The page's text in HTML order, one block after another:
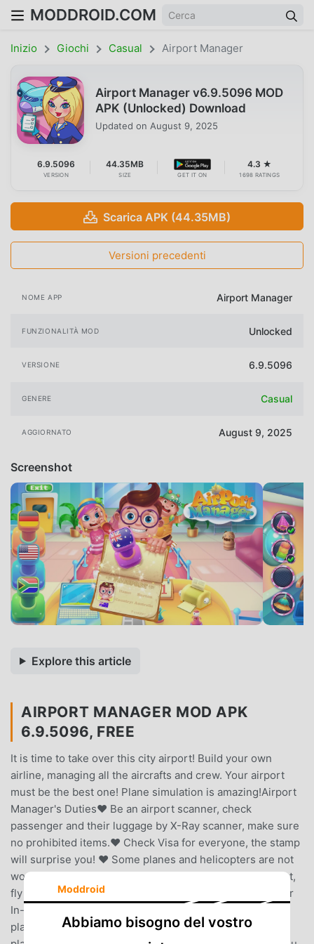
MODDROID.COM
Inizio Giochi Casual Airport Manager
Airport Manager v6.9.5096 MOD
APK (Unlocked) Download
Updated on August 9, 2025
6.9.5096
VERSION
44.35MB
SIZE GET IT ON
4.3 ★
1698 RATINGS
Scarica APK (44.35MB)
Versioni precedenti
NOME APP Airport Manager
FUNZIONALITÀ MOD Unlocked
VERSIONE 6.9.5096
GENERE Casual
AGGIORNATO August 9, 2025
Screenshot
Explore this article
AIRPORT MANAGER MOD APK
6.9.5096, FREE
It is time to take over this city airport! Build your own
airline, managing all the aircrafts and crew. Your airport
must be the best one! Plane simulation is amazing!Airport
Manager's Duties❤️ Be an airport scanner, check
passenger and their luggage by X-Ray scanner, make sure
no prohibited items.❤️ Check Visa for everyone, the stamp
will surprise you! ❤️ Some planes and helicopters are not
working in the hangar, please fix and clean it!❤️ Be a pilot,
fly your plane safely. Plane simulation is amazing!❤️ Offer
In-flight Service to every passenger. ❤️ Be
plane/helicopter commander, and manage all
Moddroid
Abbiamo bisogno del vostro